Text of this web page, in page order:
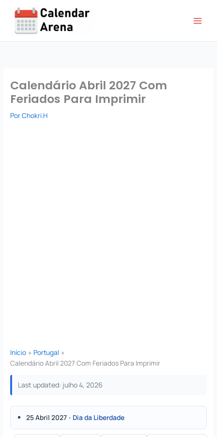
conteúdo
Calendário Abril 2027 Com
Feriados Para Imprimir
PorChokri.H
Início
Portugal
Calendário Abril 2027 Com Feriados Para Imprimir
Last updated: julho 4, 2026
25 Abril 2027- Dia da Liberdade